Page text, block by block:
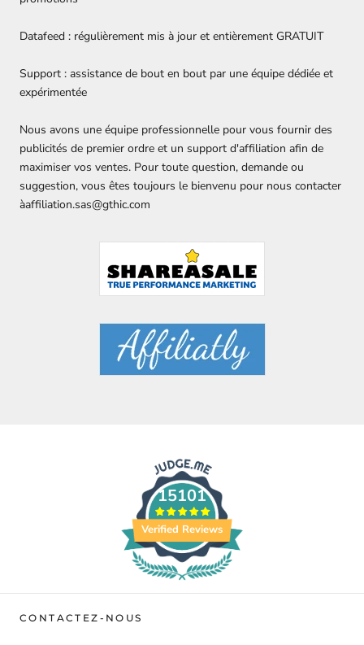
Datafeed : régulièrement mis à jour et entièrement GRATUIT
Support : assistance de bout en bout par une équipe dédiée et
expérimentée
Nous avons une équipe professionnelle pour vous fournir des
publicités de premier ordre et un support d'affiliation afin de
maximiser vos ventes. Pour toute question, demande ou
suggestion, vous êtes toujours le bienvenu pour nous contacter
àaffiliation.sas@gthic.com
15101
Verified Reviews
CONTACTEZ-NOUS